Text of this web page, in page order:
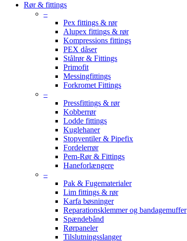
Rør & fittings
–
Pex fittings & rør
Alupex fittings & rør
Kompressions fittings
PEX dåser
Stålrør & Fittings
Primofit
Messingfittings
Forkromet Fittings
–
Pressfittings & rør
Kobberrør
Lodde fittings
Kuglehaner
Stopventiler & Pipefix
Fordelerrør
Pem-Rør & Fittings
Haneforlængere
–
Pak & Fugematerialer
Lim fittings & rør
Karfa bøsninger
Reparationsklemmer og bandagemuffer
Spændebånd
Rørpaneler
Tilslutningsslanger